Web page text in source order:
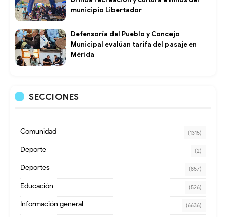
municipio Libertador
Defensoría del Pueblo y Concejo
Municipal evalúan tarifa del pasaje en
Mérida
SECCIONES
Comunidad (1315)
Deporte (2)
Deportes (857)
Educación (526)
Información general (6636)